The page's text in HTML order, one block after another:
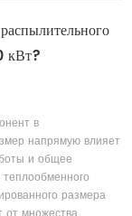
кВт?
в
напрямую влияет
и общее
размера